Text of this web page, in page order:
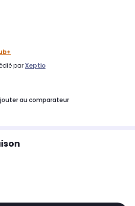
parXeptio
au comparateur